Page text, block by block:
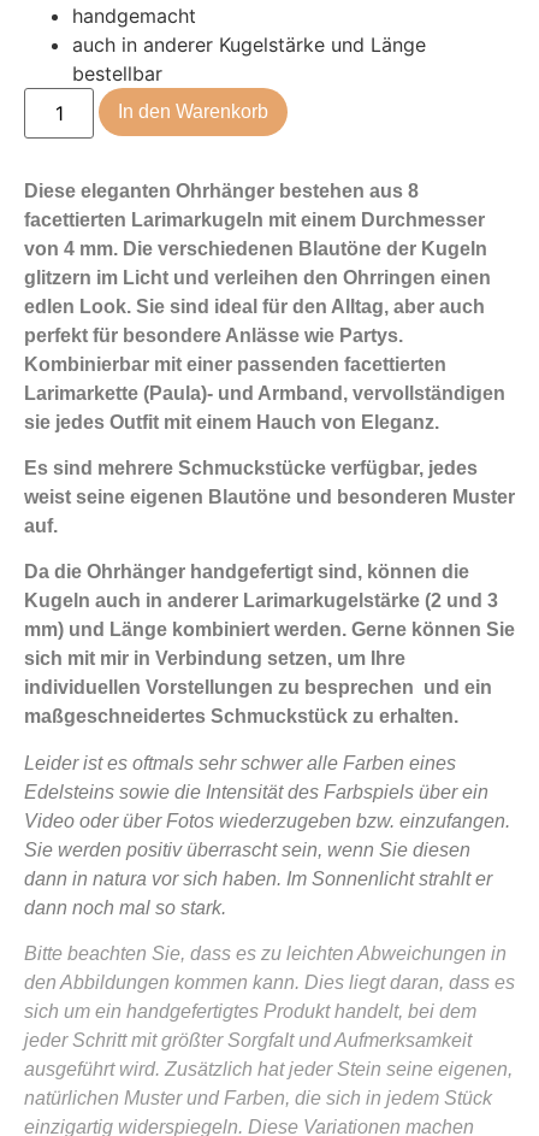
handgemacht
auch in anderer Kugelstärke und Länge
bestellbar
In den Warenkorb
Diese eleganten Ohrhänger bestehen aus 8
facettierten Larimarkugeln mit einem Durchmesser
von 4 mm. Die verschiedenen Blautöne der Kugeln
glitzern im Licht und verleihen den Ohrringen einen
edlen Look. Sie sind ideal für den Alltag, aber auch
perfekt für besondere Anlässe wie Partys.
Kombinierbar mit einer passenden facettierten
Larimarkette (Paula)- und Armband, vervollständigen
sie jedes Outfit mit einem Hauch von Eleganz.
Es sind mehrere Schmuckstücke verfügbar, jedes
weist seine eigenen Blautöne und besonderen Muster
auf.
Da die Ohrhänger handgefertigt sind, können die
Kugeln auch in anderer Larimarkugelstärke (2 und 3
mm) und Länge kombiniert werden. Gerne können Sie
sich mit mir in Verbindung setzen, um Ihre
individuellen Vorstellungen zu besprechen und ein
maßgeschneidertes Schmuckstück zu erhalten.
Leider ist es oftmals sehr schwer alle Farben eines
Edelsteins sowie die Intensität des Farbspiels über ein
Video oder über Fotos wiederzugeben bzw. einzufangen.
Sie werden positiv überrascht sein, wenn Sie diesen
dann in natura vor sich haben. Im Sonnenlicht strahlt er
dann noch mal so stark.
Bitte beachten Sie, dass es zu leichten Abweichungen in
den Abbildungen kommen kann. Dies liegt daran, dass es
sich um ein handgefertigtes Produkt handelt, bei dem
jeder Schritt mit größter Sorgfalt und Aufmerksamkeit
ausgeführt wird. Zusätzlich hat jeder Stein seine eigenen,
natürlichen Muster und Farben, die sich in jedem Stück
einzigartig widerspiegeln. Diese Variationen machen